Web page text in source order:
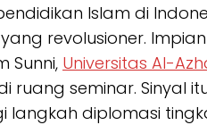
Islam di
revolusioner.
Sunni, Universitas Al-
ruang seminar. Sinyal
langkah diplomasi